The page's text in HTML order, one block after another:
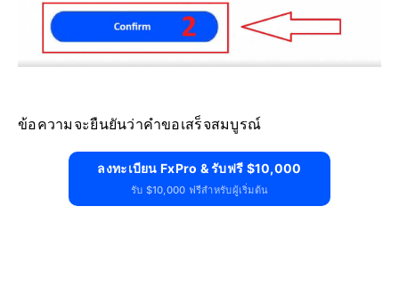
ข้อความจะยืนยันว่าคำขอเสร็จสมบูรณ์
ลงทะเบียน FxPro & รับฟรี $10,000
รับ $10,000 ฟรีสำหรับผู้เริ่มต้น